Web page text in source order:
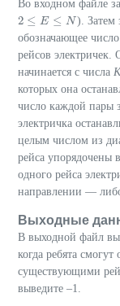
Во входном файле
2 ≤ E ≤ N
2 ≤E ≤N ). Затем
обозначающее
рейсов электричек.
начинается с числа K
которых она
число каждой пары
электричка
целым числом из
рейса упорядочены
одного рейса
направлении —
Выходные
В выходной файл
когда ребята
существующими
выведите –1.